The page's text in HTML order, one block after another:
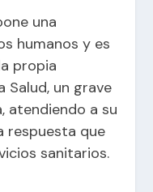
una
humanos y es
propia
Salud, un grave
atendiendo a su
respuesta que
sanitarios.